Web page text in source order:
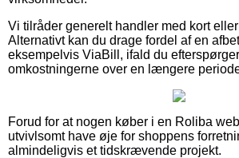
Vi tilråder generelt handler med kort
Alternativt kan du drage fordel af en
eksempelvis ViaBill, ifald du
omkostningerne over en længere
Forud for at nogen køber i en Roliba
utvivlsomt have øje for shoppens
almindeligvis et tidskrævende projekt.